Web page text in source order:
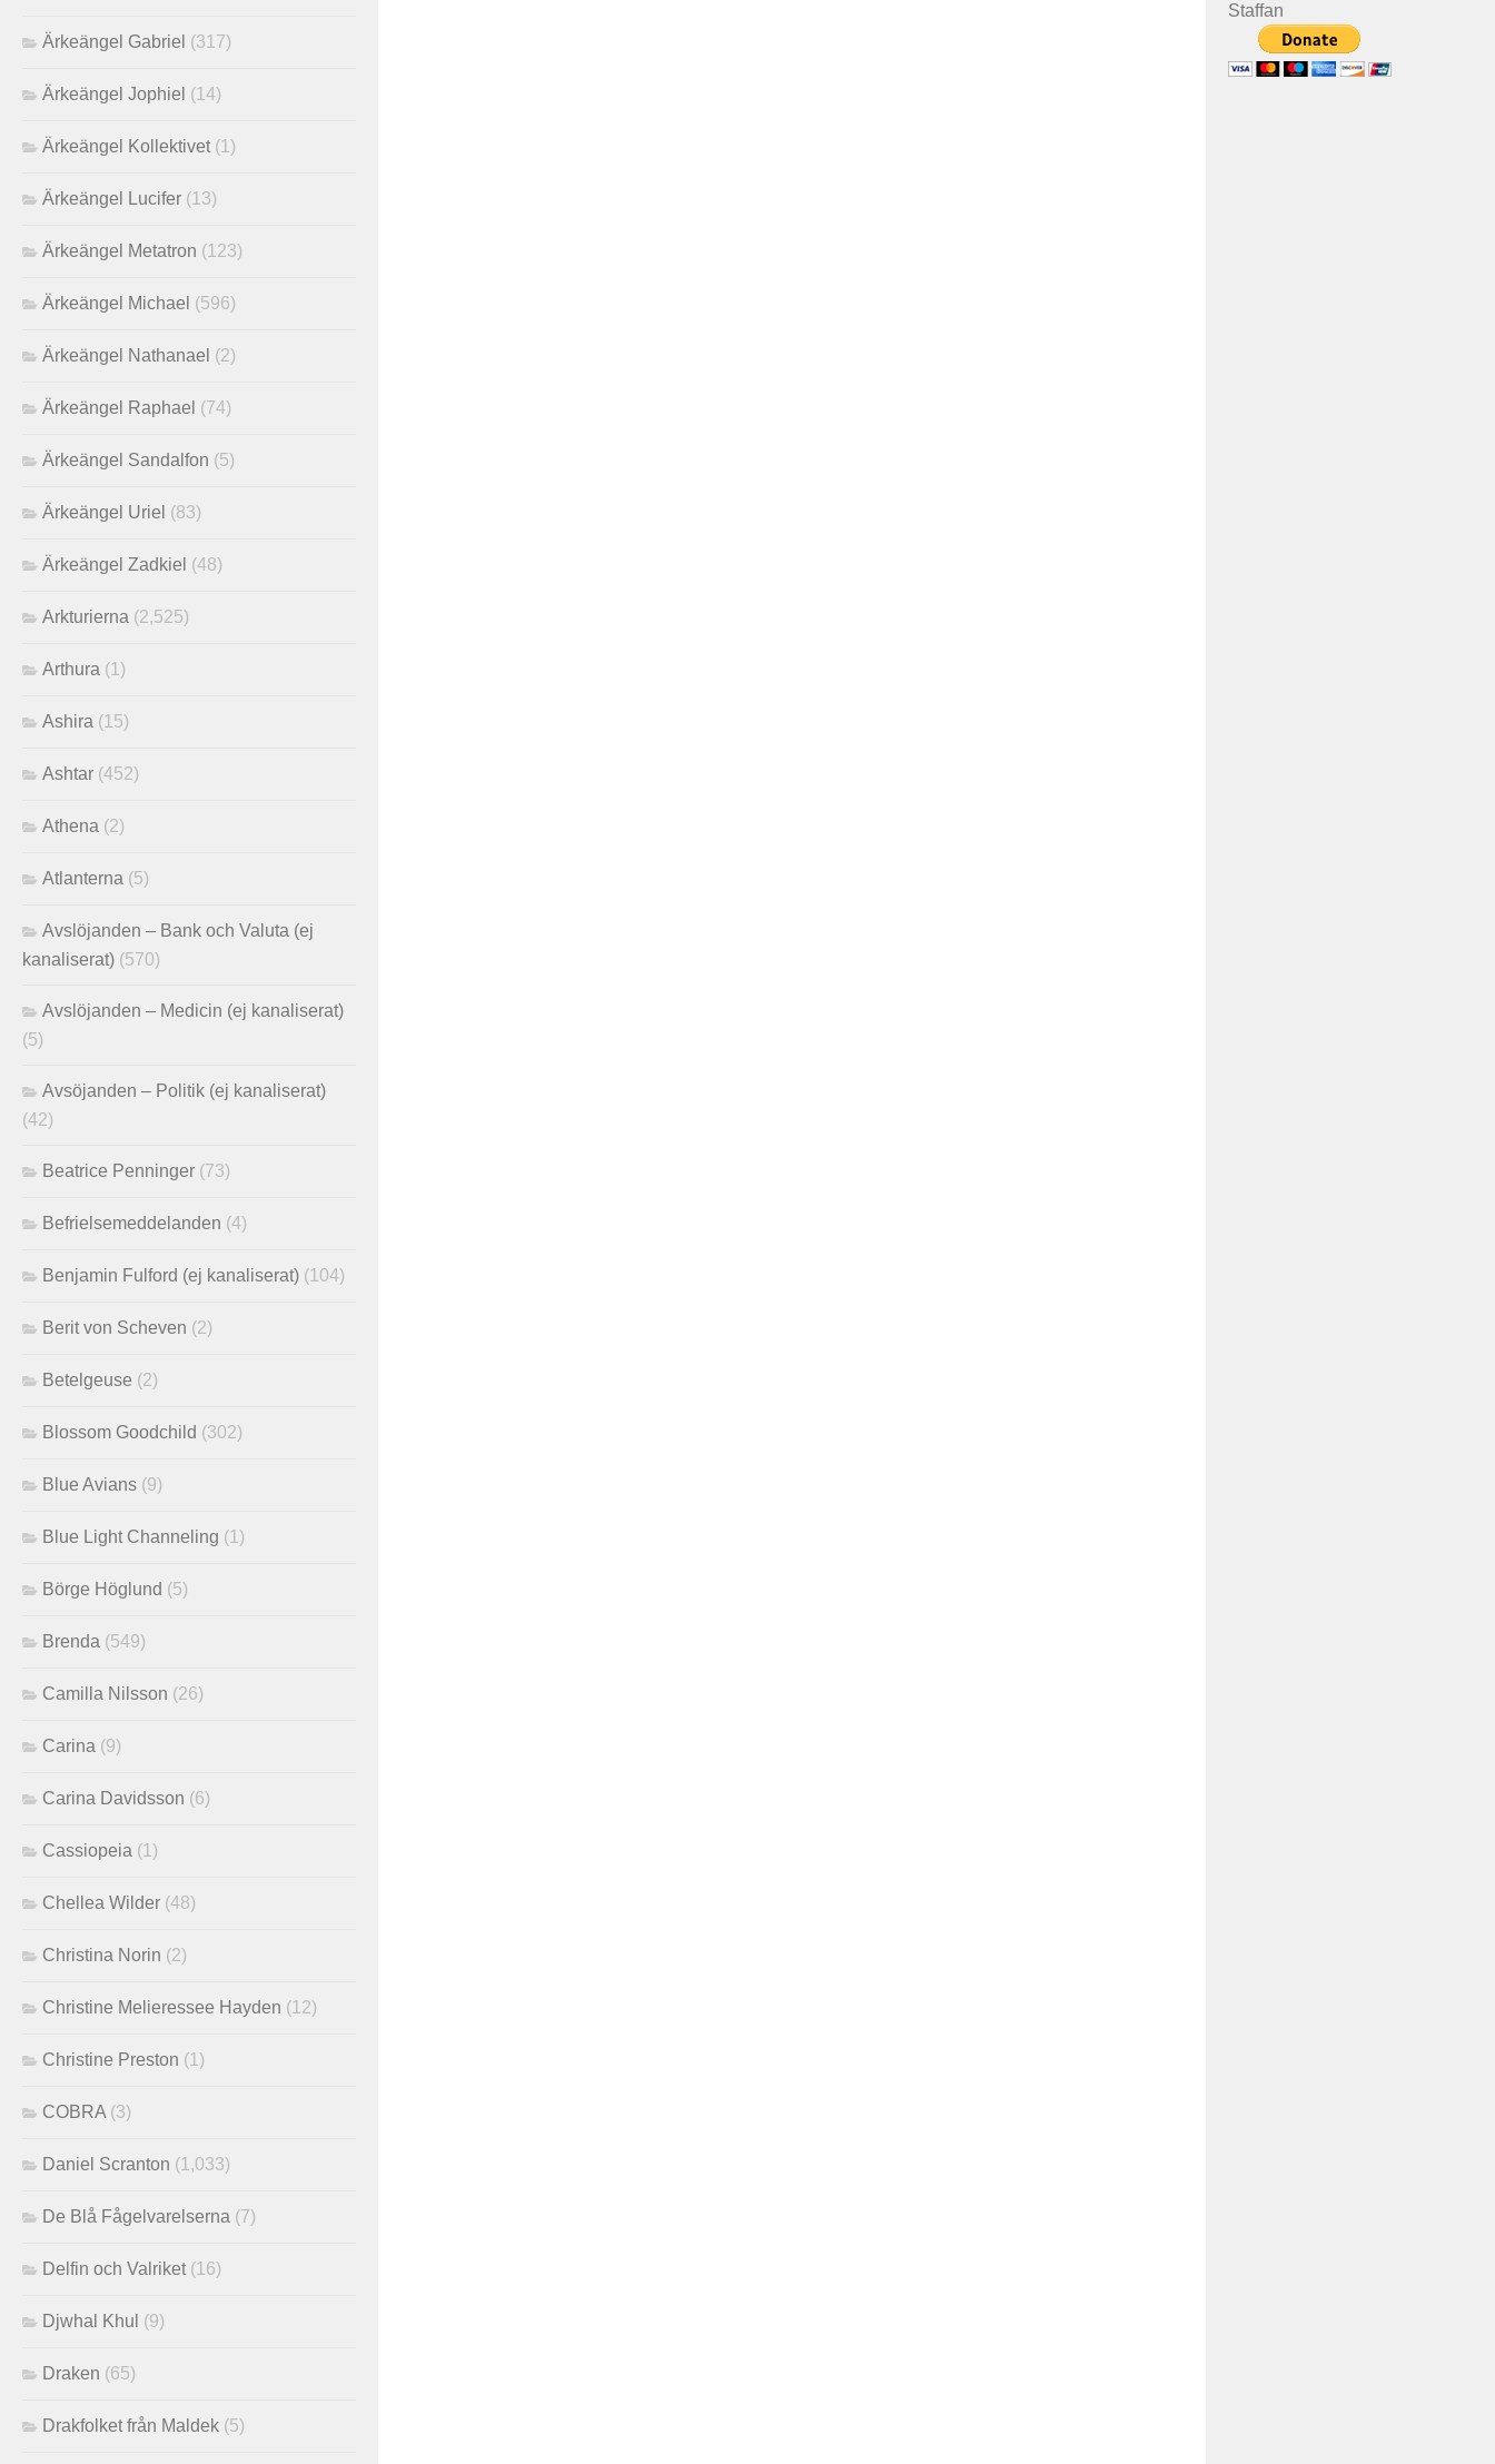
Ärkeängel Gabriel (317)
Ärkeängel Jophiel (14)
Ärkeängel Kollektivet (1)
Ärkeängel Lucifer (13)
Ärkeängel Metatron (123)
Ärkeängel Michael (596)
Ärkeängel Nathanael (2)
Ärkeängel Raphael (74)
Ärkeängel Sandalfon (5)
Ärkeängel Uriel (83)
Ärkeängel Zadkiel (48)
Arkturierna (2,525)
Arthura (1)
Ashira (15)
Ashtar (452)
Athena (2)
Atlanterna (5)
Avslöjanden – Bank och Valuta (ej
kanaliserat) (570)
Avslöjanden – Medicin (ej kanaliserat)
(5)
Avsöjanden – Politik (ej kanaliserat)
(42)
Beatrice Penninger (73)
Befrielsemeddelanden (4)
Benjamin Fulford (ej kanaliserat) (104)
Berit von Scheven (2)
Betelgeuse (2)
Blossom Goodchild (302)
Blue Avians (9)
Blue Light Channeling (1)
Börge Höglund (5)
Brenda (549)
Camilla Nilsson (26)
Carina (9)
Carina Davidsson (6)
Cassiopeia (1)
Chellea Wilder (48)
Christina Norin (2)
Christine Melieressee Hayden (12)
Christine Preston (1)
COBRA (3)
Daniel Scranton (1,033)
De Blå Fågelvarelserna (7)
Delfin och Valriket (16)
Djwhal Khul (9)
Draken (65)
Drakfolket från Maldek (5)
Staffan